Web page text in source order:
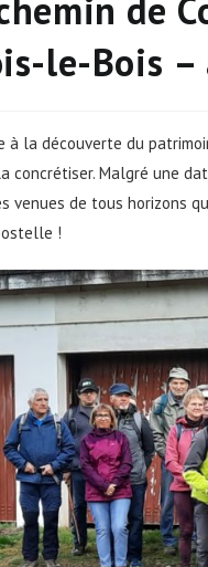
de
le-Bois
à la découverte du
concrétiser. Malgré une
venues de tous horizons
!